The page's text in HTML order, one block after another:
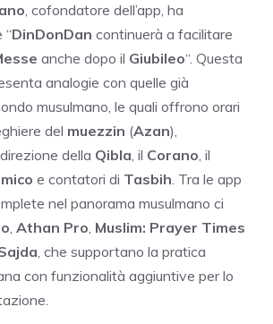
, cofondatore dell’app, ha
DinDonDan continuerà a facilitare
anche dopo il Giubileo“. Questa
analogie con quelle già
musulmano, le quali offrono orari
del muezzin (Azan),
della Qibla, il Corano, il
e contatori di Tasbih. Tra le app
nel panorama musulmano ci
, Athan Pro, Muslim: Prayer Times
, che supportano la pratica
con funzionalità aggiuntive per lo